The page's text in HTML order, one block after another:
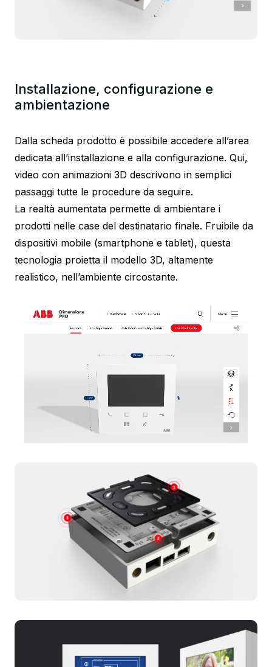
Installazione, configurazione e
ambientazione
Dalla scheda prodotto è possibile accedere all’area
dedicata all’installazione e alla configurazione. Qui,
video con animazioni 3D descrivono in semplici
passaggi tutte le procedure da seguire.
La realtà aumentata permette di ambientare i
prodotti nelle case del destinatario finale. Fruibile da
dispositivi mobile (smartphone e tablet), questa
tecnologia proietta il modello 3D, altamente
realistico, nell’ambiente circostante.